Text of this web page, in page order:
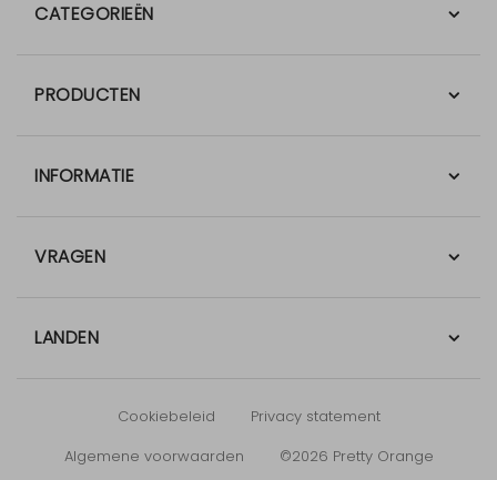
CATEGORIEËN
PRODUCTEN
INFORMATIE
VRAGEN
LANDEN
Cookiebeleid
Privacy statement
Algemene voorwaarden
©2026 Pretty Orange